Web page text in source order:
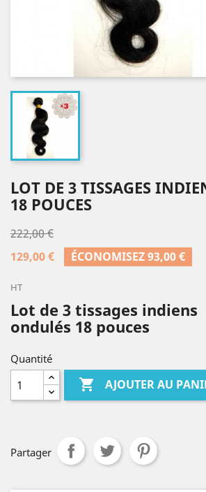
LOT DE 3 TISSAGES
18 POUCES
222,00 €
129,00 €
ÉCONOMISEZ 93,00 €
HT
Lot de 3 tissages indiens
ondulés 18 pouces
Quantité
 AJOUTER AU
Partager